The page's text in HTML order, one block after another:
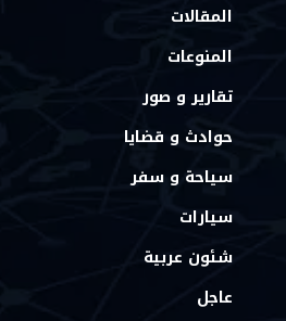
المقالات
المنوعات
تقارير و صور
حوادث و قضايا
سياحة و سفر
سيارات
شئون عربية
عاجل